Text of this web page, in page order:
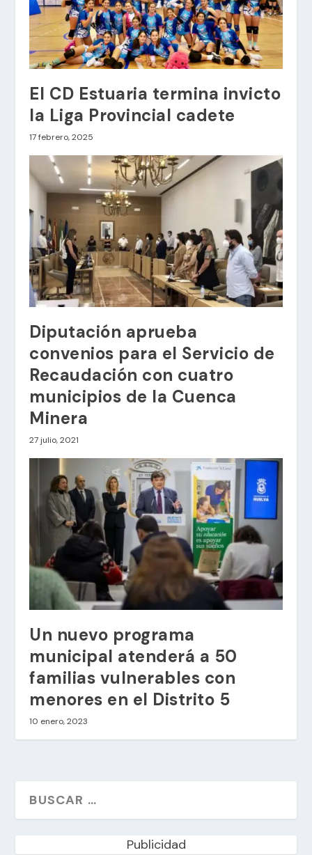
El CD Estuaria termina invicto
la Liga Provincial cadete
17 febrero, 2025
Diputación aprueba
convenios para el Servicio de
Recaudación con cuatro
municipios de la Cuenca
Minera
27 julio, 2021
Un nuevo programa
municipal atenderá a 50
familias vulnerables con
menores en el Distrito 5
10 enero, 2023
Publicidad